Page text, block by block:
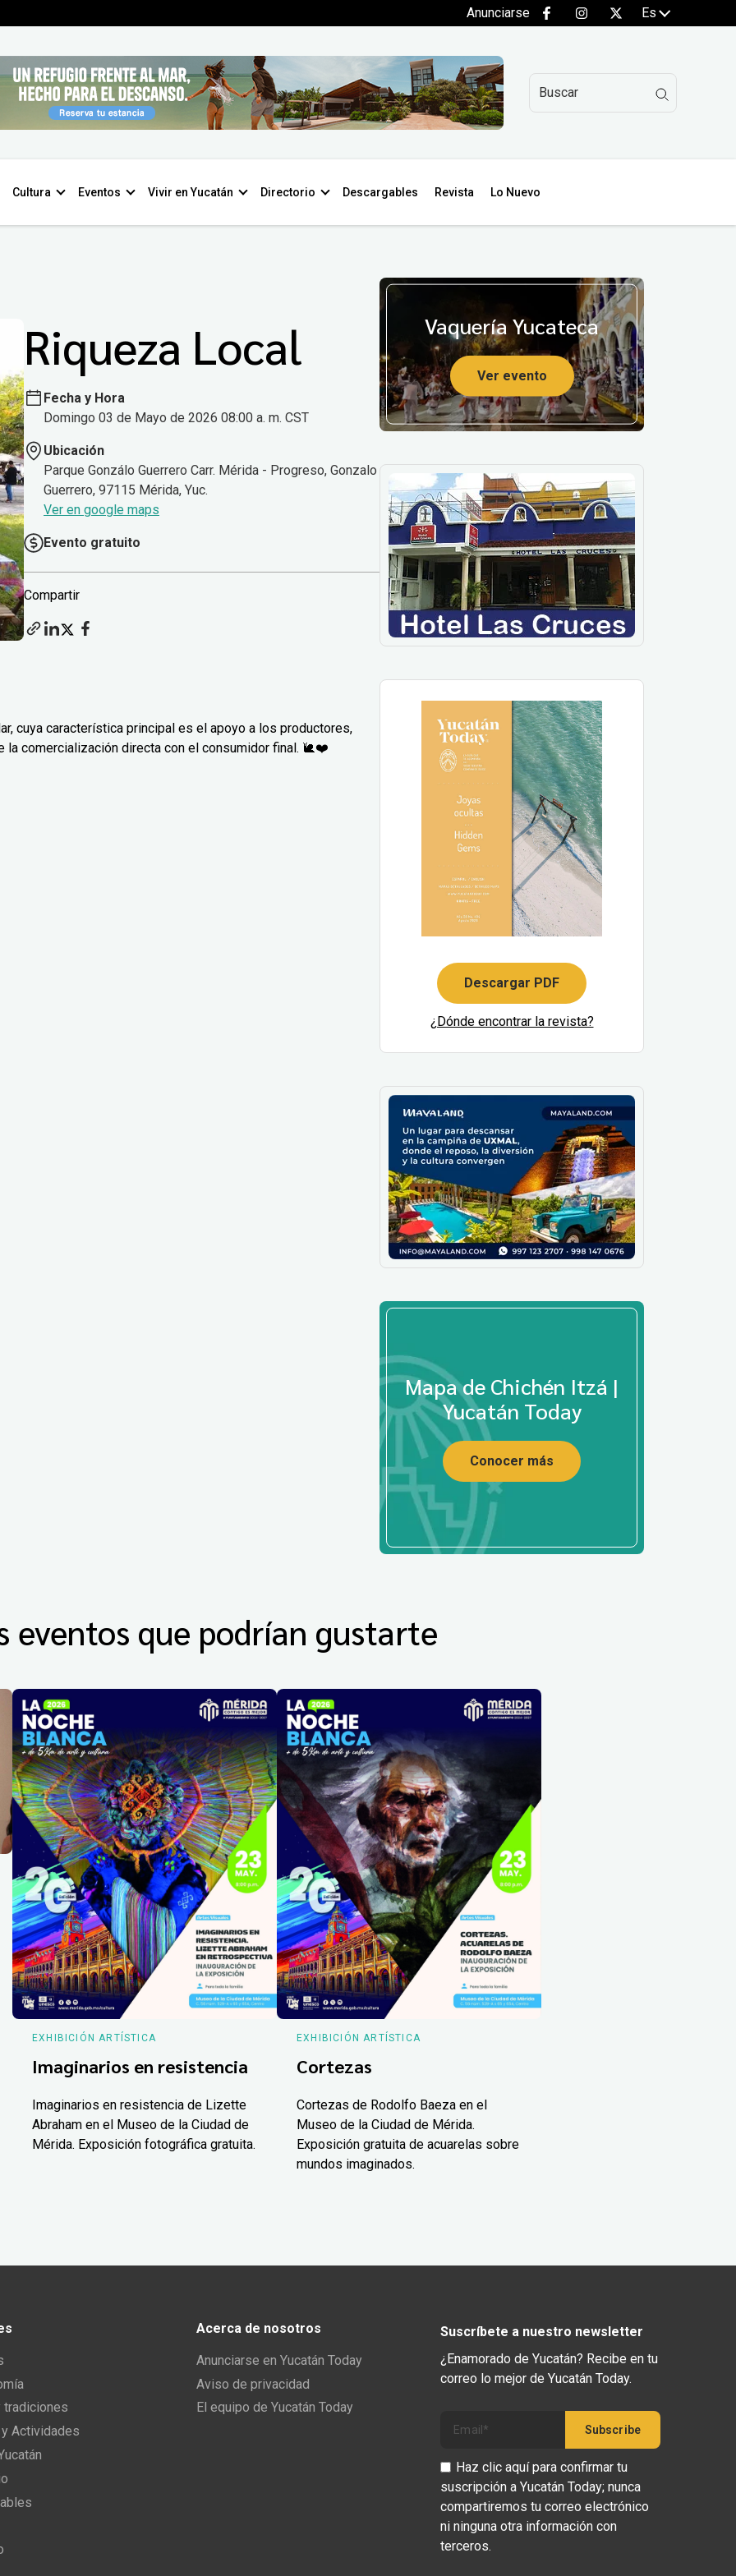
Anunciarse Es
Cultura Eventos Vivir en Yucatán Directorio Descargables Revista Lo Nuevo
Riqueza Local
Fecha y Hora
Domingo 03 de Mayo de 2026 08:00 a. m. CST
Ubicación
Parque Gonzálo Guerrero Carr. Mérida - Progreso, Gonzalo
Guerrero, 97115 Mérida, Yuc.
Ver en google maps
Evento gratuito
Compartir
cuya característica principal es el apoyo a los productores,
comercialización directa con el consumidor final. 🐌❤️
Vaquería Yucateca
Ver evento
Descargar PDF
¿Dónde encontrar la revista?
Mapa de Chichén Itzá |
Yucatán Today
Conocer más
eventos que podrían gustarte
EXHIBICIÓN ARTÍSTICA
Imaginarios en resistencia
Imaginarios en resistencia de Lizette
Abraham en el Museo de la Ciudad de
Mérida. Exposición fotográfica gratuita.
EXHIBICIÓN ARTÍSTICA
Cortezas
Cortezas de Rodolfo Baeza en el
Museo de la Ciudad de Mérida.
Exposición gratuita de acuarelas sobre
mundos imaginados.
tradiciones
Actividades
Acerca de nosotros
Anunciarse en Yucatán Today
Aviso de privacidad
El equipo de Yucatán Today
Suscríbete a nuestro newsletter
¿Enamorado de Yucatán? Recibe en tu
correo lo mejor de Yucatán Today.
Haz clic aquí para confirmar tu
suscripción a Yucatán Today; nunca
compartiremos tu correo electrónico
ni ninguna otra información con
terceros.